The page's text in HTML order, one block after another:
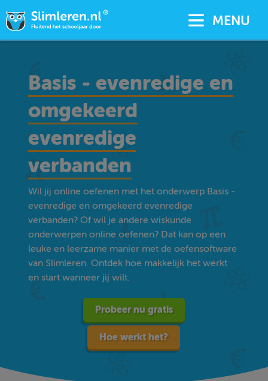
MENU
Basis - evenredige en
omgekeerd
evenredige
verbanden
Wil jij online oefenen met het onderwerp Basis -
evenredige en omgekeerd evenredige
verbanden? Of wil je andere wiskunde
onderwerpen online oefenen? Dat kan op een
leuke en leerzame manier met de oefensoftware
van Slimleren. Ontdek hoe makkelijk het werkt
en start wanneer jij wilt.
Probeer nu gratis
Hoe werkt het?